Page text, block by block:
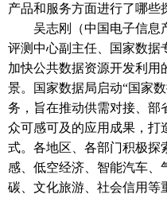
产品和服务方面进行了哪些
吴志刚（中国电子信息
评测中心副主任、国家数据
加快公共数据资源开发利用
景。国家数据局启动“国家
务，旨在推动供需对接、部
众可感可及的应用成果，打
式。各地区、各部门积极探
感、低空经济、智能汽车、
碳、文化旅游、社会信用等